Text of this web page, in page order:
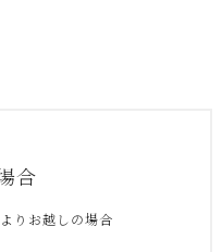
合
りお越しの場合